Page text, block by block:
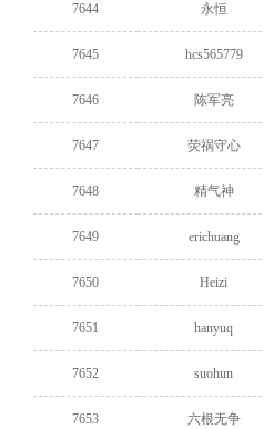
7644 永恒
7645 hcs565779
7646 陈军亮
7647 荧祸守心
7648 精气神
7649 erichuang
7650 Heizi
7651 hanyuq
7652 suohun
7653 六根无争